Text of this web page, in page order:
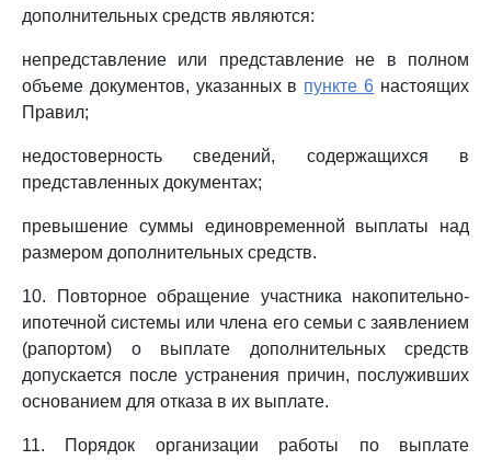
дополнительных средств являются:
непредставление или представление не в полном
объеме документов, указанных в пункте 6 настоящих
Правил;
недостоверность сведений, содержащихся в
представленных документах;
превышение суммы единовременной выплаты над
размером дополнительных средств.
10. Повторное обращение участника накопительно-
ипотечной системы или члена его семьи с заявлением
(рапортом) о выплате дополнительных средств
допускается после устранения причин, послуживших
основанием для отказа в их выплате.
11. Порядок организации работы по выплате